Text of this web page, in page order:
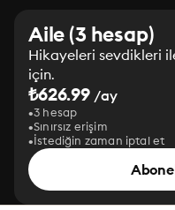
Aile (3 hesap)
Hikayeleri sevdikleri
için.
₺626.99 /ay
3 hesap
Sınırsız erişim
İstediğin zaman iptal et